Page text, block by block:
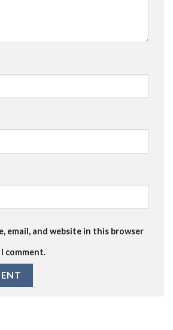
email, and website in this browser
comment.